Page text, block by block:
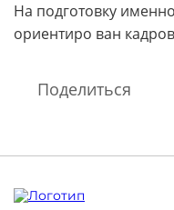
На подготовку
ориентиро ван
Поделиться